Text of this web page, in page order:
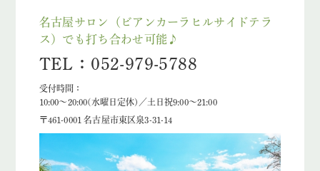
名古屋サロン（ビアンカーラヒルサイドテラ
ス）でも打ち合わせ可能♪
TEL：052-979-5788
受付時間：
10:00～20:00(水曜日定休)／土日祝9:00～21:00
〒461-0001 名古屋市東区泉3-31-14